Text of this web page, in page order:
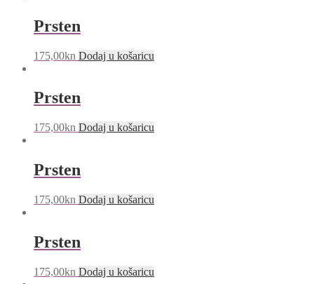
Prsten
175,00kn Dodaj u košaricu
Prsten
175,00kn Dodaj u košaricu
Prsten
175,00kn Dodaj u košaricu
Prsten
175,00kn Dodaj u košaricu